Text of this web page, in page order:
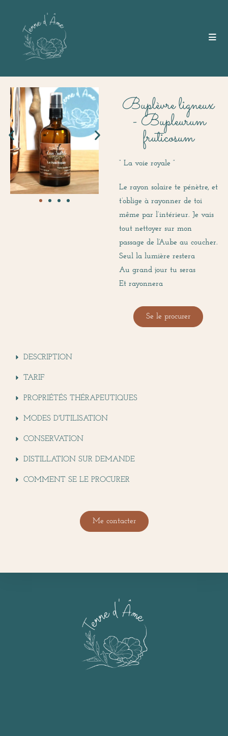
Buplèvre ligneux
- Bupleurum
fruticosum
“ La voie royale ”
Le rayon solaire te pénètre, et
t’oblige à rayonner de toi
même par l’intérieur. Je vais
tout nettoyer sur mon
passage de l’Aube au coucher.
Seul la lumière restera
Au grand jour tu seras
Et rayonnera
Se le procurer
DESCRIPTION
TARIF
PROPRIÉTÉS THÉRAPEUTIQUES
MODES D'UTILISATION
CONSERVATION
DISTILLATION SUR DEMANDE
COMMENT SE LE PROCURER
Me contacter